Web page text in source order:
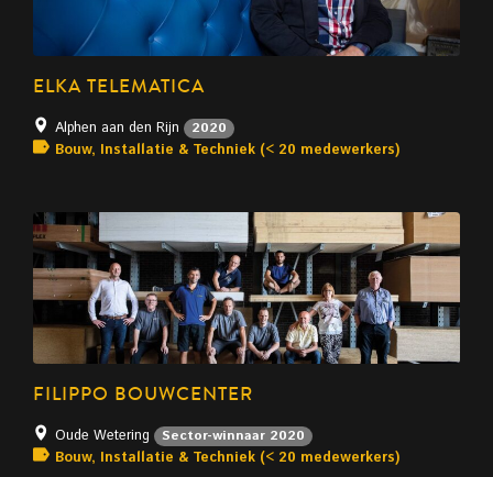
ELKA TELEMATICA
Alphen aan den Rijn 2020
Bouw, Installatie & Techniek (< 20 medewerkers)
FILIPPO BOUWCENTER
Oude Wetering Sector-winnaar 2020
Bouw, Installatie & Techniek (< 20 medewerkers)